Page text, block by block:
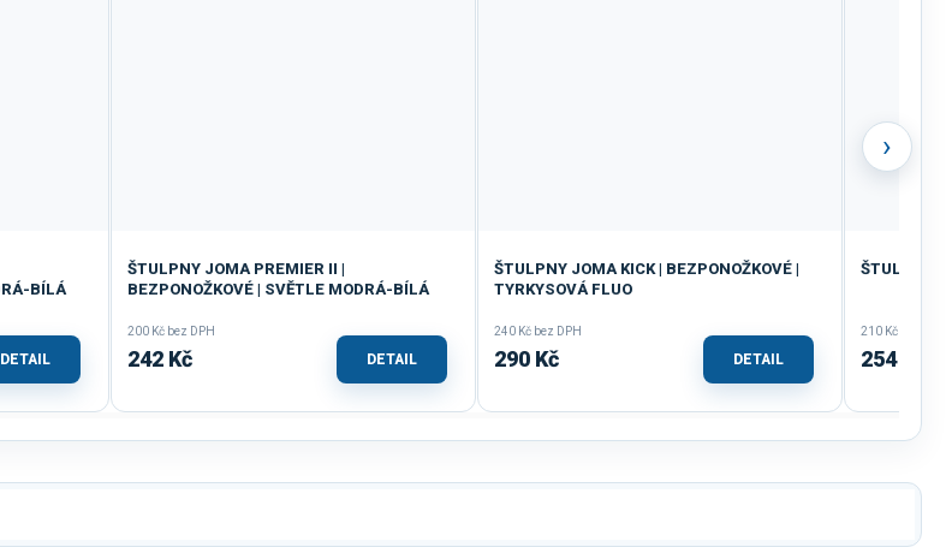
BÍLÁ
DETAIL
ŠTULPNY JOMA PREMIER II |
BEZPONOŽKOVÉ | SVĚTLE MODRÁ-BÍLÁ
200 Kč bez DPH
242 Kč DETAIL
ŠTULPNY JOMA KICK | BEZPONOŽKOVÉ |
TYRKYSOVÁ FLUO
240 Kč bez DPH
290 Kč DETAIL
ŠTULPNY
210 Kč bez
254 Kč
›